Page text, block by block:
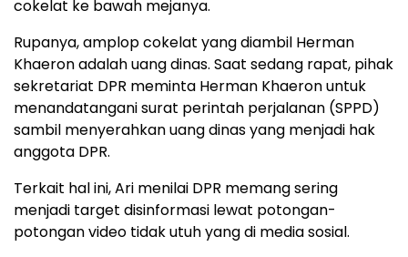
cokelat ke bawah mejanya.
Rupanya, amplop cokelat yang diambil Herman
Khaeron adalah uang dinas. Saat sedang rapat, pihak
sekretariat DPR meminta Herman Khaeron untuk
menandatangani surat perintah perjalanan (SPPD)
sambil menyerahkan uang dinas yang menjadi hak
anggota DPR.
Terkait hal ini, Ari menilai DPR memang sering
menjadi target disinformasi lewat potongan-
potongan video tidak utuh yang di media sosial.